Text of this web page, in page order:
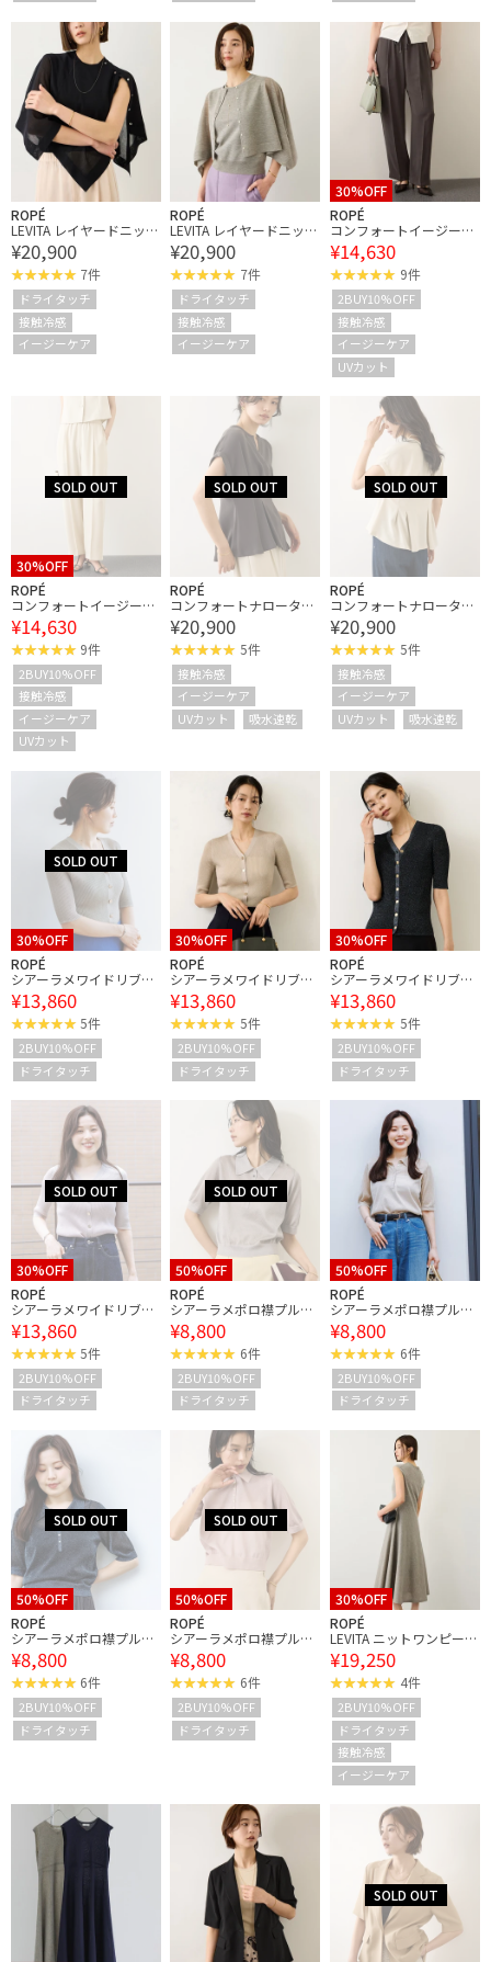
ROPÉ
LEVITA レイヤードニット
プルーオーバー(ケープ×
タンクトップ)/接触冷
感・イージーケア
¥20,900
7件
ドライタッチ
接触冷感
イージーケア
ROPÉ
LEVITA レイヤードニット
プルーオーバー(ケープ×
タンクトップ)/接触冷
感・イージーケア
¥20,900
7件
ドライタッチ
接触冷感
イージーケア
30%OFF
ROPÉ
コンフォートイージーパ
ンツ/UVカット・防シ
ワ・接触冷感・吸水速
乾・セットアップ対応・
イージーケア
¥14,630
9件
2BUY10%OFF
接触冷感
イージーケア
UVカット
30%OFF
ROPÉ
コンフォートイージーパ
ンツ/UVカット・防シ
ワ・接触冷感・吸水速
乾・セットアップ対応・
イージーケア
¥14,630
9件
2BUY10%OFF
接触冷感
イージーケア
UVカット
ROPÉ
コンフォートナロータッ
クブラウス/UVカット・
防シワ・接触冷感・吸水
速乾・セットアップ対
応・イージーケア
¥20,900
5件
接触冷感
イージーケア
UVカット
吸水速乾
ROPÉ
コンフォートナロータッ
クブラウス/UVカット・
防シワ・接触冷感・吸水
速乾・セットアップ対
応・イージーケア
¥20,900
5件
接触冷感
イージーケア
UVカット
吸水速乾
30%OFF
ROPÉ
シアーラメワイドリブ5
分袖カーディガン/イー
ジーケア
¥13,860
5件
2BUY10%OFF
ドライタッチ
30%OFF
ROPÉ
シアーラメワイドリブ5
分袖カーディガン/イー
ジーケア
¥13,860
5件
2BUY10%OFF
ドライタッチ
30%OFF
ROPÉ
シアーラメワイドリブ5
分袖カーディガン/イー
ジーケア
¥13,860
5件
2BUY10%OFF
ドライタッチ
30%OFF
ROPÉ
シアーラメワイドリブ5
分袖カーディガン/イー
ジーケア
¥13,860
5件
2BUY10%OFF
ドライタッチ
50%OFF
ROPÉ
シアーラメポロ襟プルオ
ーバー/イージーケア
¥8,800
6件
2BUY10%OFF
ドライタッチ
50%OFF
ROPÉ
シアーラメポロ襟プルオ
ーバー/イージーケア
¥8,800
6件
2BUY10%OFF
ドライタッチ
50%OFF
ROPÉ
シアーラメポロ襟プルオ
ーバー/イージーケア
¥8,800
6件
2BUY10%OFF
ドライタッチ
50%OFF
ROPÉ
シアーラメポロ襟プルオ
ーバー/イージーケア
¥8,800
6件
2BUY10%OFF
ドライタッチ
30%OFF
ROPÉ
LEVITA ニットワンピー
ス/接触冷感・イージー
ケア
¥19,250
4件
2BUY10%OFF
ドライタッチ
接触冷感
イージーケア